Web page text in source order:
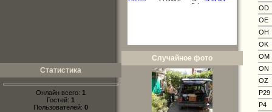
Статистика
Онлайн всего: 1
Гостей: 1
Пользователей: 0
Случайное фото
OD
OE
OH
OK
OM
ON
OZ
P29
P4